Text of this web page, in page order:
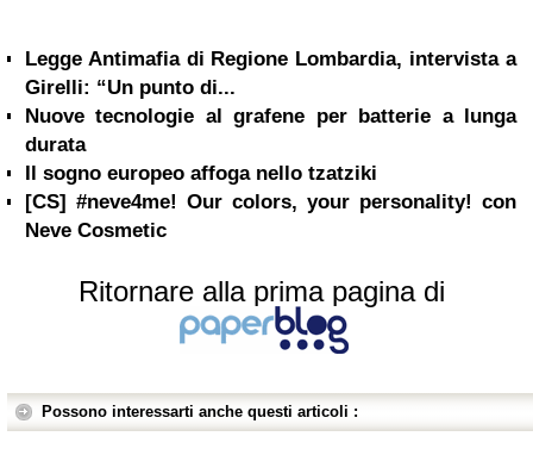
Legge Antimafia di Regione Lombardia, intervista a
Girelli: “Un punto di...
Nuove tecnologie al grafene per batterie a lunga
durata
Il sogno europeo affoga nello tzatziki
[CS] #neve4me! Our colors, your personality! con
Neve Cosmetic
Ritornare alla prima pagina di
Possono interessarti anche questi articoli :